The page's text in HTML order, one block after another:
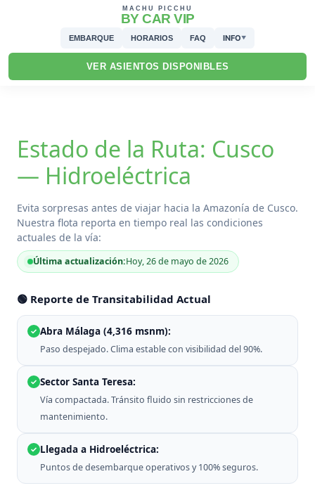
MACHU PICCHU
BY CAR VIP
EMBARQUE HORARIOS FAQ INFO▼
VER ASIENTOS DISPONIBLES
Estado de la Ruta: Cusco
— Hidroeléctrica
Evita sorpresas antes de viajar hacia la Amazonía de Cusco.
Nuestra flota reporta en tiempo real las condiciones
actuales de la vía:
Última actualización:Hoy, 26 de mayo de 2026
🟢 Reporte de Transitabilidad Actual
✓ Abra Málaga (4,316 msnm):
Paso despejado. Clima estable con visibilidad del 90%.
✓ Sector Santa Teresa:
Vía compactada. Tránsito fluido sin restricciones de
mantenimiento.
✓ Llegada a Hidroeléctrica:
Puntos de desembarque operativos y 100% seguros.